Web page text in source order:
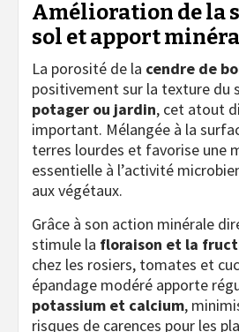
Amélioration de la
sol et apport
La porosité de la cendre de
positivement sur la texture du
potager ou jardin, cet atout
important. Mélangée à la
terres lourdes et favorise une
essentielle à l’activité
aux végétaux.
Grâce à son action minérale
stimule la floraison et la
chez les rosiers, tomates et
épandage modéré apporte
potassium et calcium,
risques de carences pour les